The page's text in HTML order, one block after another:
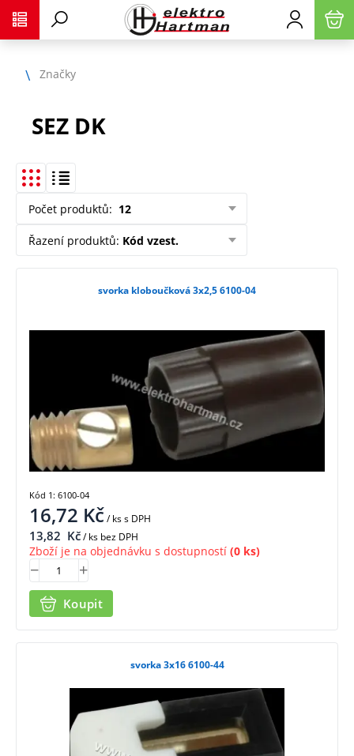
Značky
SEZ DK
Počet produktů: 12
Řazení produktů: Kód vzest.
svorka kloboučková 3x2,5 6100-04
16,72 Kč/ kss DPH
13,82 Kč/ ks bez DPH
Zboží je na objednávku s dostupností (0 ks)
Koupit
Kód 1: 6100-04
svorka 3x16 6100-44